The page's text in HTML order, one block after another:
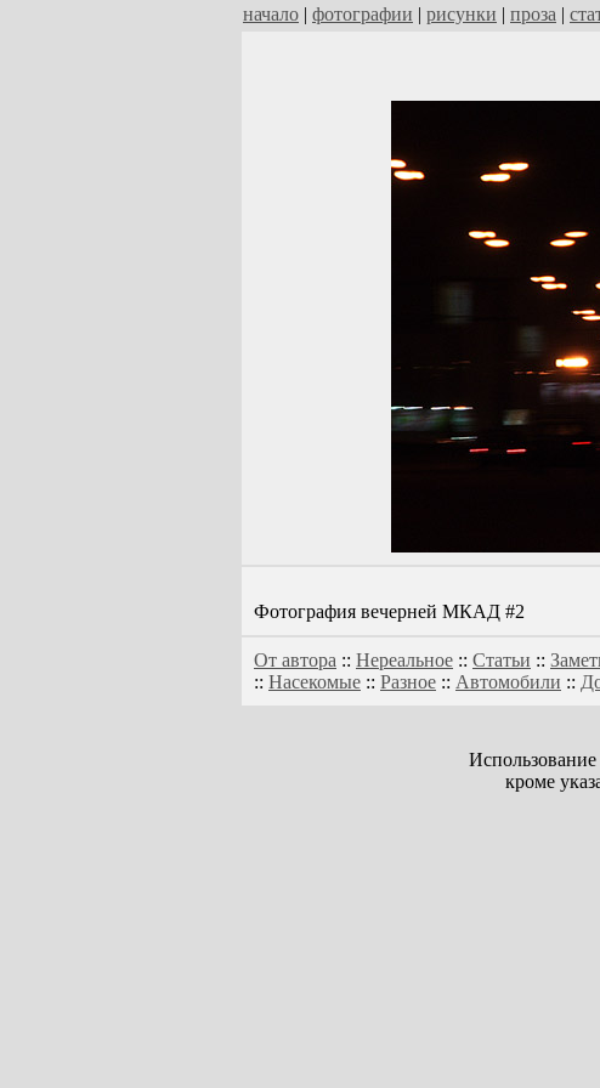
начало | фотографии | рисунки | проза |
Фотография вечерней МКАД #2
От автора :: Нереальное :: Статьи ::
:: Насекомые :: Разное :: Автомобили ::
Использование
кроме